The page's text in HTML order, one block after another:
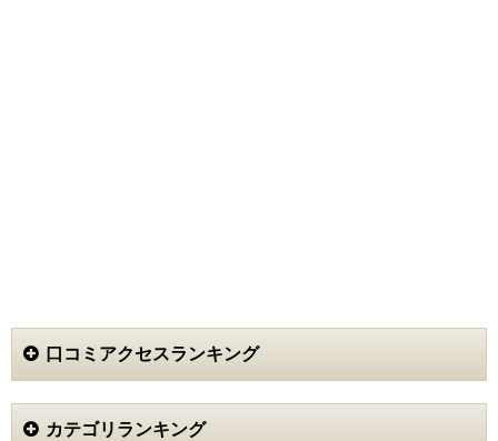
口コミアクセスランキング
カテゴリランキング